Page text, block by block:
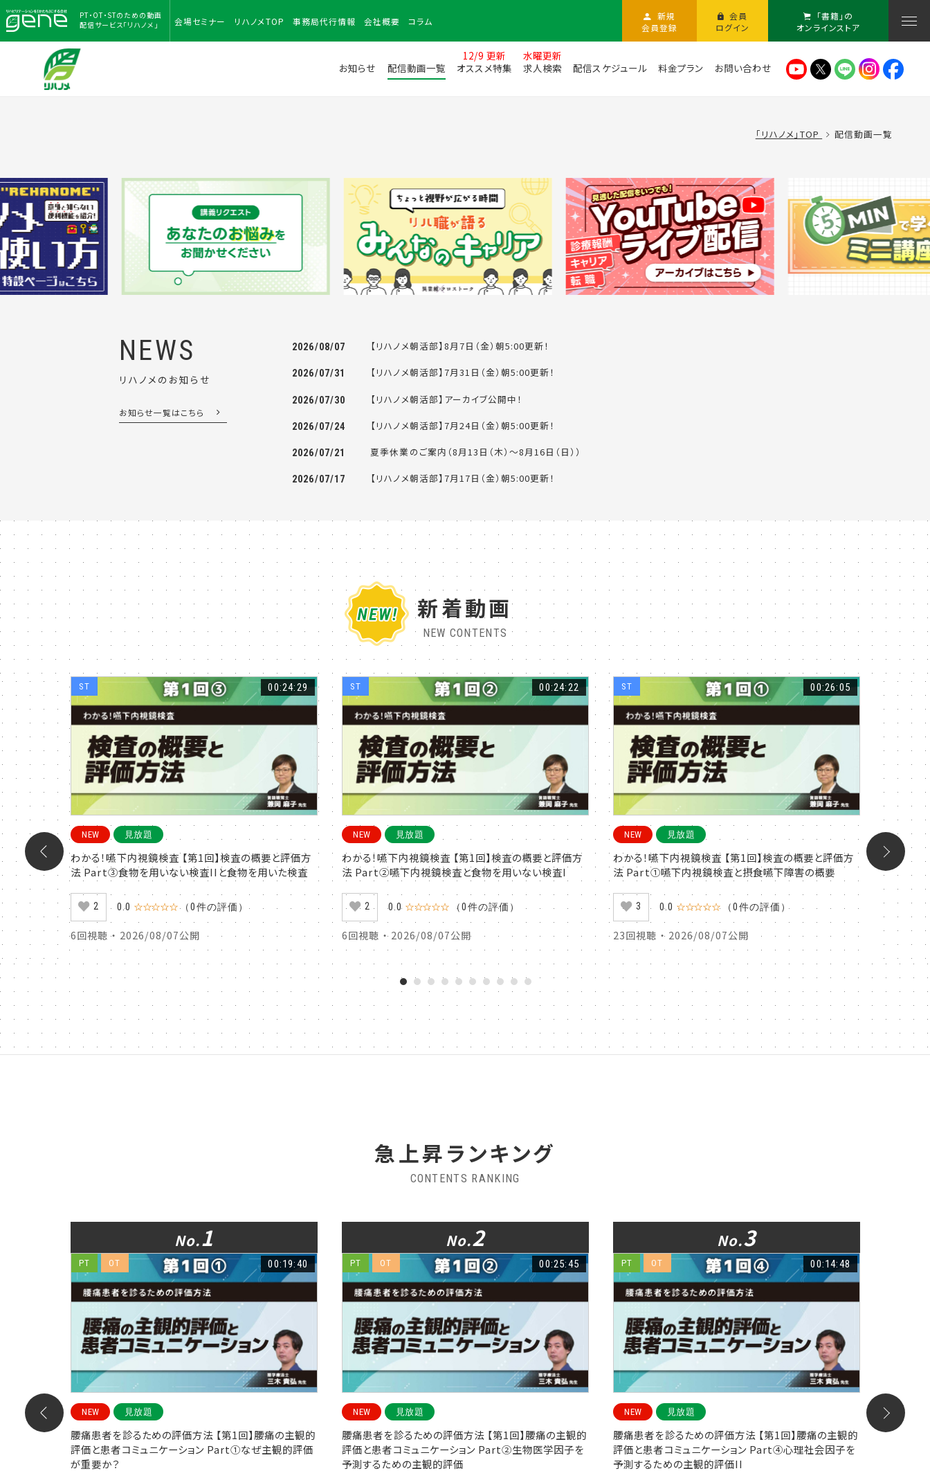
PT・OT・STのための動画
配信サービス「リハノメ」
会場セミナー リハノメTOP 事務局代行情報 会社概要 コラム
新規
会員登録
会員
ログイン
「書籍」の
オンラインストア
お知らせ 配信動画一覧
12/9 更新
オススメ特集
水曜更新
求人検索
配信スケジュール 料金プラン お問い合わせ
「リハノメ」TOP 配信動画一覧
NEWS
リハノメのお知らせ
お知らせ一覧はこちら
2026/08/07 【リハノメ朝活部】8月7日（金）朝5:00更新！
2026/07/31 【リハノメ朝活部】7月31日（金）朝5:00更新！
2026/07/30 【リハノメ朝活部】アーカイブ公開中！
2026/07/24 【リハノメ朝活部】7月24日（金）朝5:00更新！
2026/07/21 夏季休業のご案内（8月13日（木）～8月16日（日））
2026/07/17 【リハノメ朝活部】7月17日（金）朝5:00更新！
新着動画
NEW CONTENTS
の主観的
因子を
ST 00:24:29
NEW 見放題
わかる！嚥下内視鏡検査 【第1回】検査の概要と評価方
法 Part③食物を用いない検査IIと食物を用いた検査
2 0.0 ☆☆☆☆☆ （0件の評価）
6回視聴 ・ 2026/08/07公開
ST 00:24:22
NEW 見放題
わかる！嚥下内視鏡検査 【第1回】検査の概要と評価方
法 Part②嚥下内視鏡検査と食物を用いない検査I
2 0.0 ☆☆☆☆☆ （0件の評価）
6回視聴 ・ 2026/08/07公開
ST 00:26:05
NEW 見放題
わかる！嚥下内視鏡検査 【第1回】検査の概要と評価方
法 Part①嚥下内視鏡検査と摂食嚥下障害の概要
3 0.0 ☆☆☆☆☆ （0件の評価）
23回視聴 ・ 2026/08/07公開
NEW
腰痛患者
評価
1
11回視
急上昇ランキング
CONTENTS RANKING
前腕、
No.1
PT OT 00:19:40
NEW 見放題
腰痛患者を診るための評価方法 【第1回】腰痛の主観的
評価と患者コミュニケーション Part①なぜ主観的評価
が重要か？
No.2
PT OT 00:25:45
NEW 見放題
腰痛患者を診るための評価方法 【第1回】腰痛の主観的
評価と患者コミュニケーション Part②生物医学因子を
予測するための主観的評価
No.3
PT OT 00:14:48
NEW 見放題
腰痛患者を診るための評価方法 【第1回】腰痛の主観的
評価と患者コミュニケーション Part④心理社会因子を
予測するための主観的評価II
NEW
腰痛患者